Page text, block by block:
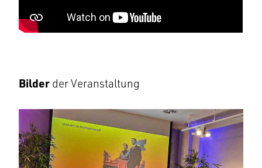
Bilder der Veranstaltung